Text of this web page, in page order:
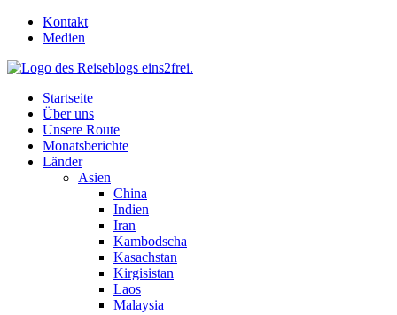
Skip
Kontakt
Medien
Startseite
Über uns
Unsere Route
Monatsberichte
Länder
Asien
China
Indien
Iran
Kambodscha
Kasachstan
Kirgisistan
Laos
Malaysia